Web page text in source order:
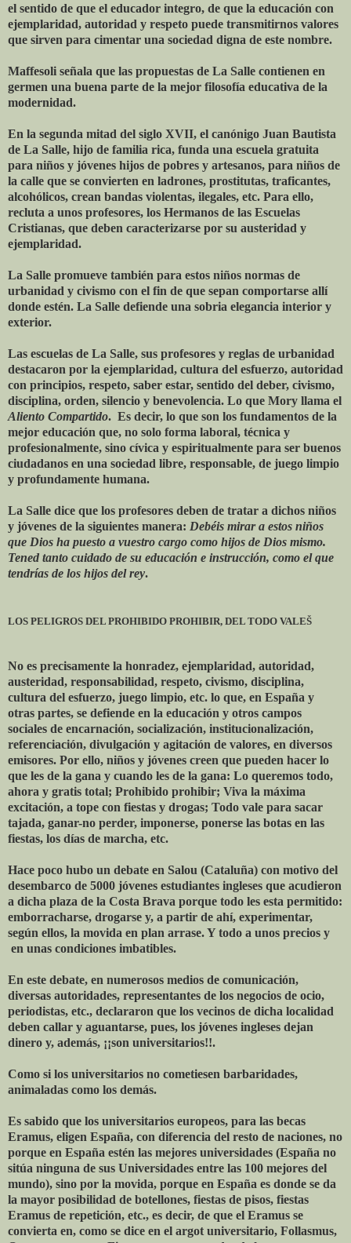
el sentido de que el educador integro, de que la educación con
ejemplaridad, autoridad y respeto puede transmitirnos valores
que sirven para cimentar una sociedad digna de este nombre.
Maffesoli señala que las propuestas de La Salle contienen en
germen una buena parte de la mejor filosofía educativa de la
modernidad.
En la segunda mitad del siglo XVII, el canónigo Juan Bautista
de La Salle, hijo de familia rica, funda una escuela gratuita
para niños y jóvenes hijos de pobres y artesanos, para niños de
la calle que se convierten en ladrones, prostitutas, traficantes,
alcohólicos, crean bandas violentas, ilegales, etc. Para ello,
recluta a unos profesores, los Hermanos de las Escuelas
Cristianas, que deben caracterizarse por su austeridad y
ejemplaridad.
La Salle promueve también para estos niños normas de
urbanidad y civismo con el fin de que sepan comportarse allí
donde estén. La Salle defiende una sobria elegancia interior y
exterior.
Las escuelas de La Salle, sus profesores y reglas de urbanidad
destacaron por la ejemplaridad, cultura del esfuerzo, autoridad
con principios, respeto, saber estar, sentido del deber, civismo,
disciplina, orden, silencio y benevolencia. Lo que Mory llama el
Aliento Compartido. Es decir, lo que son los fundamentos de la
mejor educación que, no solo forma laboral, técnica y
profesionalmente, sino cívica y espiritualmente para ser buenos
ciudadanos en una sociedad libre, responsable, de juego limpio
y profundamente humana.
La Salle dice que los profesores deben de tratar a dichos niños
y jóvenes de la siguientes manera: Debéis mirar a estos niños
que Dios ha puesto a vuestro cargo como hijos de Dios mismo.
Tened tanto cuidado de su educación e instrucción, como el que
tendrías de los hijos del rey.
LOS PELIGROS DEL PROHIBIDO PROHIBIR, DEL TODO VALEŠ
No es precisamente la honradez, ejemplaridad, autoridad,
austeridad, responsabilidad, respeto, civismo, disciplina,
cultura del esfuerzo, juego limpio, etc. lo que, en España y
otras partes, se defiende en la educación y otros campos
sociales de encarnación, socialización, institucionalización,
referenciación, divulgación y agitación de valores, en diversos
emisores. Por ello, niños y jóvenes creen que pueden hacer lo
que les de la gana y cuando les de la gana: Lo queremos todo,
ahora y gratis total; Prohibido prohibir; Viva la máxima
excitación, a tope con fiestas y drogas; Todo vale para sacar
tajada, ganar-no perder, imponerse, ponerse las botas en las
fiestas, los días de marcha, etc.
Hace poco hubo un debate en Salou (Cataluña) con motivo del
desembarco de 5000 jóvenes estudiantes ingleses que acudieron
a dicha plaza de la Costa Brava porque todo les esta permitido:
emborracharse, drogarse y, a partir de ahí, experimentar,
según ellos, la movida en plan arrase. Y todo a unos precios y
en unas condiciones imbatibles.
En este debate, en numerosos medios de comunicación,
diversas autoridades, representantes de los negocios de ocio,
periodistas, etc., declararon que los vecinos de dicha localidad
deben callar y aguantarse, pues, los jóvenes ingleses dejan
dinero y, además, ¡¡son universitarios!!.
Como si los universitarios no cometiesen barbaridades,
animaladas como los demás.
Es sabido que los universitarios europeos, para las becas
Eramus, eligen España, con diferencia del resto de naciones, no
porque en España estén las mejores universidades (España no
sitúa ninguna de sus Universidades entre las 100 mejores del
mundo), sino por la movida, porque en España es donde se da
la mayor posibilidad de botellones, fiestas de pisos, fiestas
Eramus de repetición, etc., es decir, de que el Eramus se
convierta en, como se dice en el argot universitario, Follasmus,